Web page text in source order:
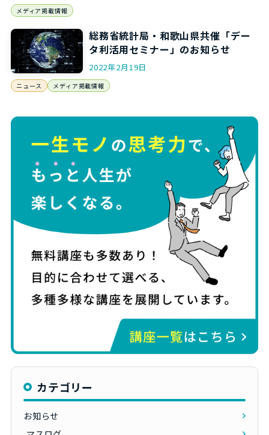
メディア掲載情報
総務省統計局・和歌山県共催「デー
タ利活用セミナー」のお知らせ
2022年2月19日
ニュース メディア掲載情報
カテゴリー
お知らせ